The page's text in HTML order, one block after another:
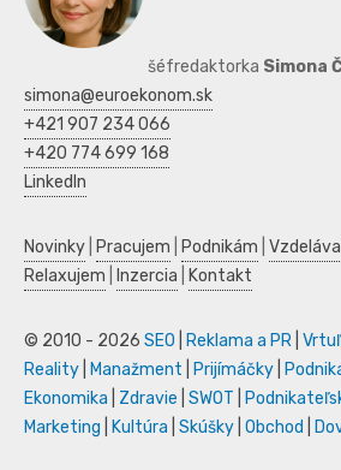
šéfredaktorka Simona
simona@euroekonom.sk
+421 907 234 066
+420 774 699 168
LinkedIn
Novinky Pracujem Podnikám
Relaxujem
Inzercia Kontakt
© 2010 - 2026 SEO Reklama a PR
Reality
Manažment Prijímáčky
Ekonomika
Zdravie SWOT
Marketing
Kultúra Skúšky Obchod